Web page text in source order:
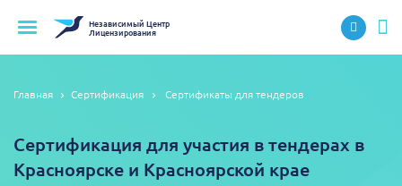
НезависимыйЦентр
Лицензирования
Главная Сертификация Сертификаты для тендеров
Сертификация для участия в тендерах в
Красноярске и Красноярской крае